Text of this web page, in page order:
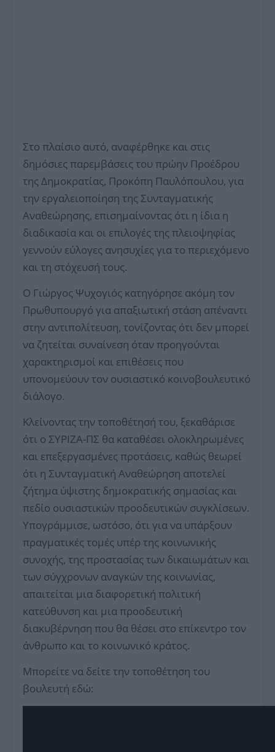
Στο πλαίσιο αυτό, αναφέρθηκε και στις
δημόσιες παρεμβάσεις του πρώην Προέδρου
της Δημοκρατίας, Προκόπη Παυλόπουλου, για
την εργαλειοποίηση της Συνταγματικής
Αναθεώρησης, επισημαίνοντας ότι η ίδια η
διαδικασία και οι επιλογές της πλειοψηφίας
γεννούν εύλογες ανησυχίες για το περιεχόμενο
και τη στόχευσή τους.
Ο Γιώργος Ψυχογιός κατηγόρησε ακόμη τον
Πρωθυπουργό για απαξιωτική στάση απέναντι
στην αντιπολίτευση, τονίζοντας ότι δεν μπορεί
να ζητείται συναίνεση όταν προηγούνται
χαρακτηρισμοί και επιθέσεις που
υπονομεύουν τον ουσιαστικό κοινοβουλευτικό
διάλογο.
Κλείνοντας την τοποθέτησή του, ξεκαθάρισε
ότι ο ΣΥΡΙΖΑ-ΠΣ θα καταθέσει ολοκληρωμένες
και επεξεργασμένες προτάσεις, καθώς θεωρεί
ότι η Συνταγματική Αναθεώρηση αποτελεί
ζήτημα ύψιστης δημοκρατικής σημασίας και
πεδίο ουσιαστικών προοδευτικών συγκλίσεων.
Υπογράμμισε, ωστόσο, ότι για να υπάρξουν
πραγματικές τομές υπέρ της κοινωνικής
συνοχής, της προστασίας των δικαιωμάτων και
των σύγχρονων αναγκών της κοινωνίας,
απαιτείται μια διαφορετική πολιτική
κατεύθυνση και μια προοδευτική
διακυβέρνηση που θα θέσει στο επίκεντρο τον
άνθρωπο και το κοινωνικό κράτος.
Μπορείτε να δείτε την τοποθέτηση του
βουλευτή εδώ: